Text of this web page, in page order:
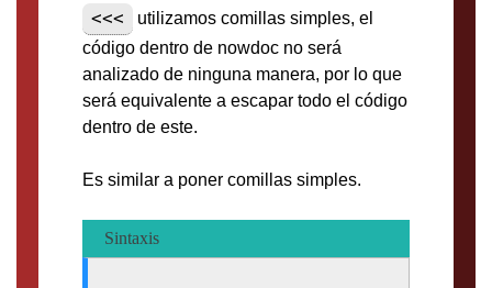
<<<
utilizamos comillas simples, el
código dentro de nowdoc no será
analizado de ninguna manera, por lo que
será equivalente a escapar todo el código
dentro de este.
Es similar a poner comillas simples.
Sintaxis